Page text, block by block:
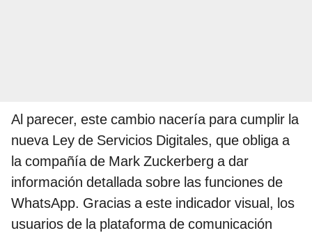
Al parecer, este cambio nacería para cumplir la
nueva Ley de Servicios Digitales, que obliga a
la compañía de Mark Zuckerberg a dar
información detallada sobre las funciones de
WhatsApp. Gracias a este indicador visual, los
usuarios de la plataforma de comunicación